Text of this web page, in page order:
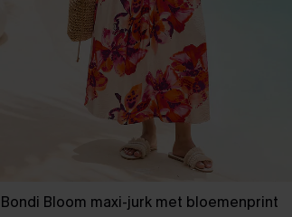
Bondi Bloom maxi-jurk met bloemenprint